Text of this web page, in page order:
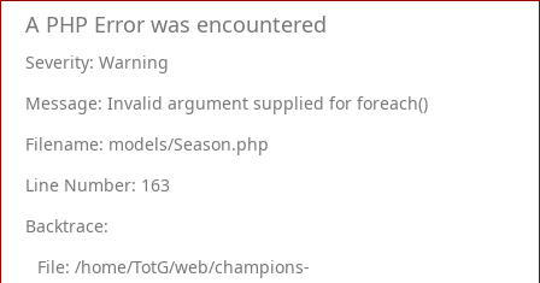
A PHP Error was encountered
Severity: Warning
Message: Invalid argument supplied for foreach()
Filename: models/Season.php
Line Number: 163
Backtrace:
File: /home/TotG/web/champions-